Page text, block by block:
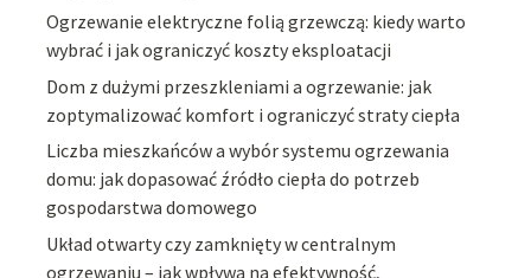
Ogrzewanie elektryczne folią grzewczą: kiedy warto
wybrać i jak ograniczyć koszty eksploatacji
Dom z dużymi przeszkleniami a ogrzewanie: jak
zoptymalizować komfort i ograniczyć straty ciepła
Liczba mieszkańców a wybór systemu ogrzewania
domu: jak dopasować źródło ciepła do potrzeb
gospodarstwa domowego
Układ otwarty czy zamknięty w centralnym
ogrzewaniu – jak wpływa na efektywność,